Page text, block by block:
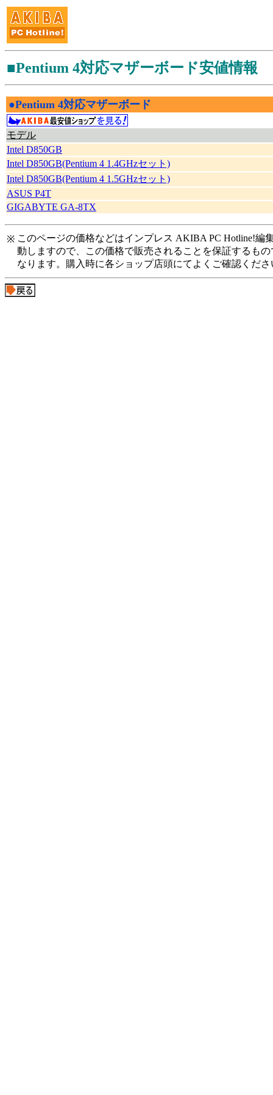
■Pentium 4対応マザーボード安値情報
●Pentium 4対応マザーボード
モデル
Intel D850GB
Intel D850GB(Pentium 4 1.4GHzセット)
Intel D850GB(Pentium 4 1.5GHzセット)
ASUS P4T
GIGABYTE GA-8TX
※ このページの価格などはインプレス AKIBA PC Hotline!
動しますので、この価格で販売されることを保証するも
なります。購入時に各ショップ店頭にてよくご確認くださ